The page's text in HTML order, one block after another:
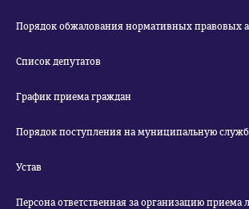
Порядок обжалования нормативных правовых
Список депутатов
График приема граждан
Порядок поступления на муниципальную
Устав
Персона ответственная за организацию приема